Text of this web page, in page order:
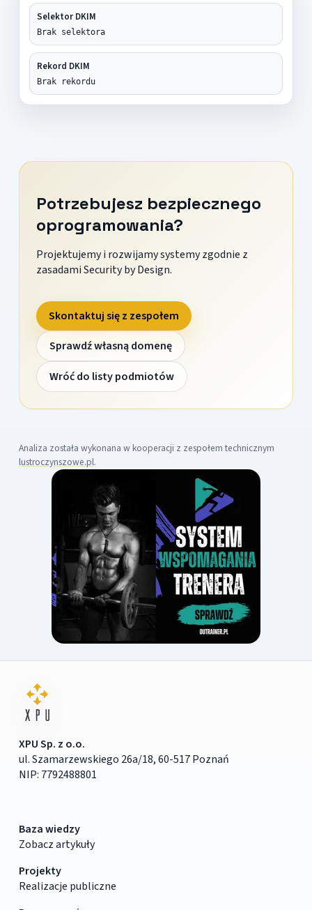
Selektor DKIM
Brak selektora
Rekord DKIM
Brak rekordu
Potrzebujesz bezpiecznego
oprogramowania?
Projektujemy i rozwijamy systemy zgodnie z
zasadami Security by Design.
Skontaktuj się z zespołem
Sprawdź własną domenę
Wróć do listy podmiotów
Analiza została wykonana w kooperacji z zespołem technicznym
lustroczynszowe.pl.
XPU Sp. z o.o.
ul. Szamarzewskiego 26a/18, 60-517 Poznań
NIP: 7792488801
Baza wiedzy
Zobacz artykuły
Projekty
Realizacje publiczne